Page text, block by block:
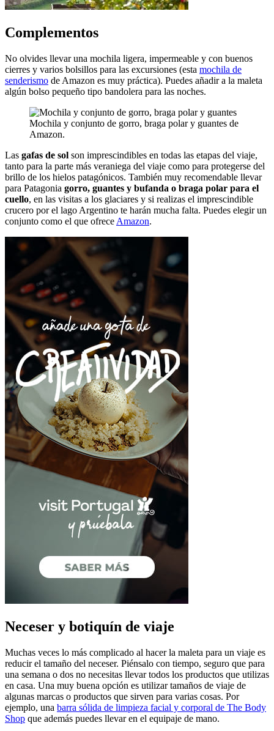
Complementos
No olvides llevar una mochila ligera, impermeable y con buenos
cierres y varios bolsillos para las excursiones (esta mochila de
senderismo de Amazon es muy práctica). Puedes añadir a la maleta
algún bolso pequeño tipo bandolera para las noches.
Mochila y conjunto de gorro, braga polar y guantes de
Amazon.
Las gafas de sol son imprescindibles en todas las etapas del viaje,
tanto para la parte más veraniega del viaje como para protegerse del
brillo de los hielos patagónicos. También muy recomendable llevar
para Patagonia gorro, guantes y bufanda o braga polar para el
cuello, en las visitas a los glaciares y si realizas el imprescindible
crucero por el lago Argentino te harán mucha falta. Puedes elegir un
conjunto como el que ofrece Amazon.
Neceser y botiquín de viaje
Muchas veces lo más complicado al hacer la maleta para un viaje es
reducir el tamaño del neceser. Piénsalo con tiempo, seguro que para
una semana o dos no necesitas llevar todos los productos que utilizas
en casa. Una muy buena opción es utilizar tamaños de viaje de
algunas marcas o productos que sirven para varias cosas. Por
ejemplo, una barra sólida de limpieza facial y corporal de The Body
Shop que además puedes llevar en el equipaje de mano.